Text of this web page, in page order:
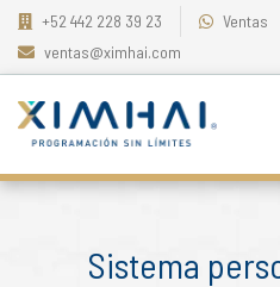
+52 442 228 39 23 Ventas
ventas@ximhai.com
Sistema